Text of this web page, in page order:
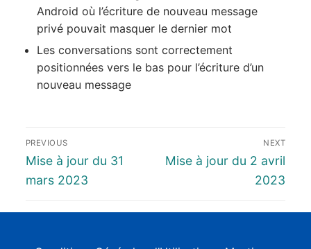
Android où l’écriture de nouveau message
privé pouvait masquer le dernier mot
Les conversations sont correctement
positionnées vers le bas pour l’écriture d’un
nouveau message
PREVIOUS
Mise à jour du 31
mars 2023
NEXT
Mise à jour du 2 avril
2023